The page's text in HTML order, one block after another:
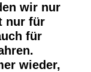
wir nur
nur für
für
wieder,